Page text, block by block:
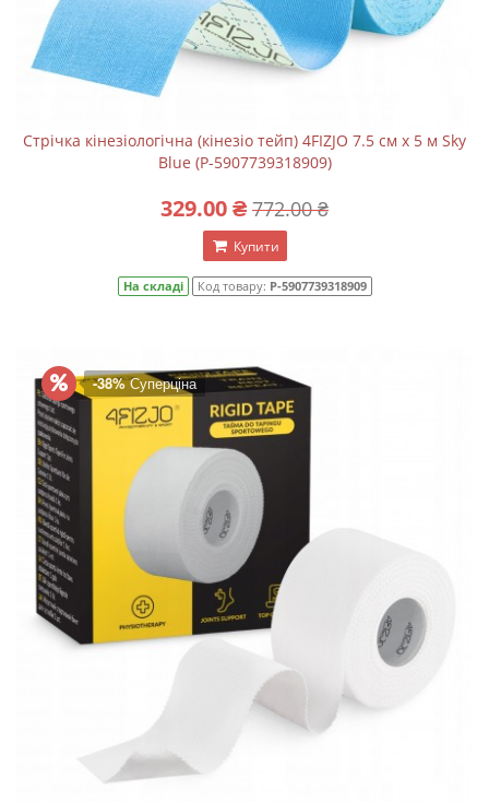
Стрічка кінезіологічна (кінезіо тейп) 4FIZJO 7.5 см x 5 м Sky
Blue (P-5907739318909)
329.00 ₴ 772.00 ₴
Купити
На складі Код товару: P-5907739318909
-38%Суперціна